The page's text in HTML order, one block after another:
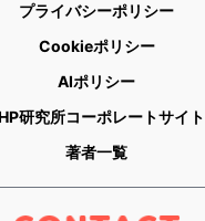
プライバシーポリシー
Cookieポリシー
AIポリシー
研究所コーポレートサイト
著者一覧